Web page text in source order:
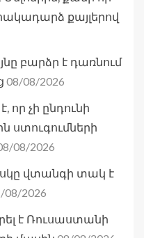
քայլերով
բարձր է դառնում
08/08/2026
չի ընդունի
ստուգումների
08/2026
վտանգի տակ է
08/2026
է Ռուսաստանի